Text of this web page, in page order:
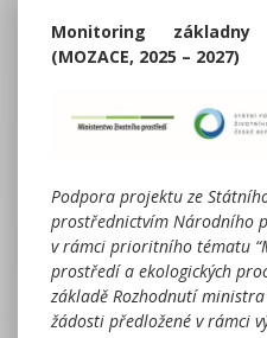
Monitoring
(MOZACE, 2025 – 2027)
Podpora projektu ze
prostřednictvím Národního
v rámci prioritního tématu
prostředí a ekologických
základě Rozhodnutí
žádosti předložené v rámci